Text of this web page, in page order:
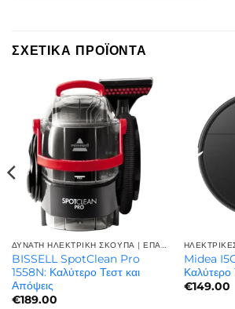
ΣΧΕΤΙΚΆ ΠΡΟΪΌΝΤΑ
ΔΥΝΑΤΗ ΗΛΕΚΤΡΙΚΗ ΣΚΟΥΠΑ | ΕΠΑΓΓΕΛΜΑΤΙΚΉ ΙΣΧΎΣ
BISSELL SpotClean Pro
1558N: Καλύτερο Τεστ και
Απόψεις
€189.00
Midea
Καλύτερο
€149.00